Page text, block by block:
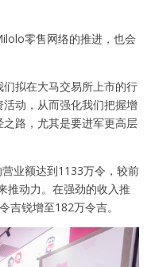
零售网络的推进，也会
拟在大马交易所上市的行
动，从而强化我们把握增
路，尤其是要进军更高层
业额达到1133万令，较前
推动力。在强劲的收入推
吉锐增至182万令吉。